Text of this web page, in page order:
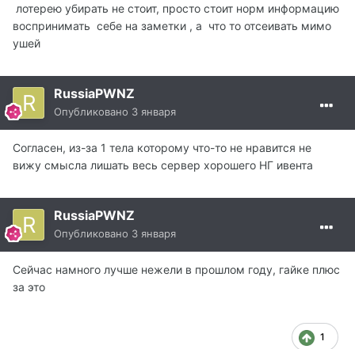
лотерею убирать не стоит, просто стоит норм информацию
воспринимать себе на заметки , а что то отсеивать мимо
ушей
RussiaPWNZ
Опубликовано 3 января
Согласен, из-за 1 тела которому что-то не нравится не
вижу смысла лишать весь сервер хорошего НГ ивента
RussiaPWNZ
Опубликовано 3 января
Сейчас намного лучше нежели в прошлом году, гайке плюс
за это
1